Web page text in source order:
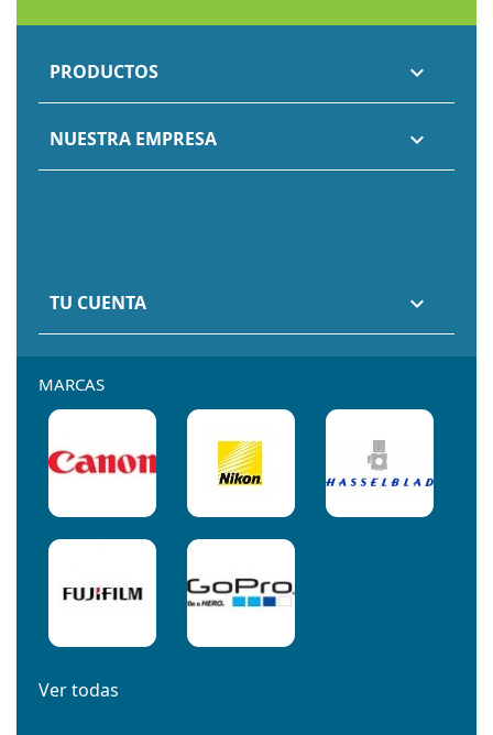
PRODUCTOS 
NUESTRA EMPRESA 
TU CUENTA 
MARCAS
Ver todas